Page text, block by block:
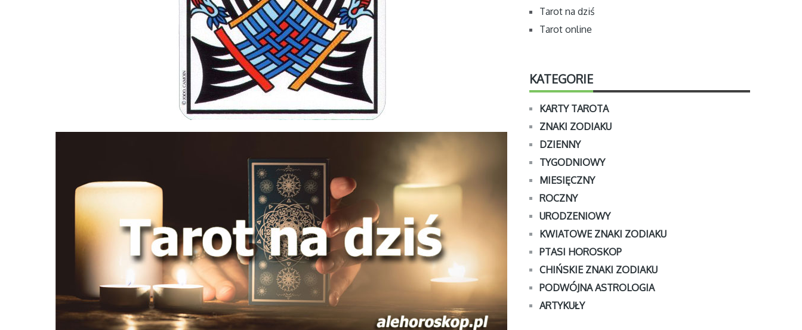
Tarot na dziś
Tarot online
KATEGORIE
KARTY TAROTA
ZNAKI ZODIAKU
DZIENNY
TYGODNIOWY
MIESIĘCZNY
ROCZNY
URODZENIOWY
KWIATOWE ZNAKI ZODIAKU
PTASI HOROSKOP
CHIŃSKIE ZNAKI ZODIAKU
PODWÓJNA ASTROLOGIA
ARTYKUŁY